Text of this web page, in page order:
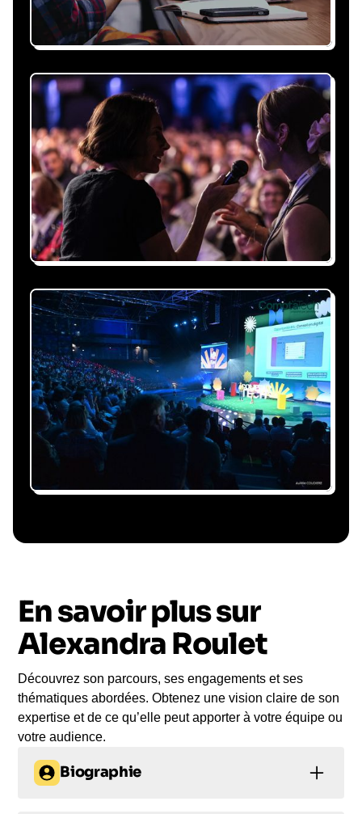
Recevez une proposition
sous 24h
Expliquez-nous vos besoins, on vous répond
sous 24h avec une proposition
personnalisée, claire et adaptée à votre
événement et à vos contraintes.
Nous nous occupons de
tout
Gestion du planning, échanges avec le
conférencier, coordination logistique : vous
êtes accompagné à chaque étape, sans perte
de temps ni complication.
Le conférencier vient à
Le jour de la conférence, l’intervenant se
rend sur votre évènement pour une prise de
parole impactante, engageante et sur-mesure
En savoir plus sur
Alexandra Roulet
Découvrez son parcours, ses engagements et ses
thématiques abordées. Obtenez une vision claire de son
expertise et de ce qu’elle peut apporter à votre équipe ou
votre audience.
Biographie